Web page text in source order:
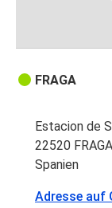
FRAGA
Estacion de
22520 FRAGA
Spanien
Adresse auf